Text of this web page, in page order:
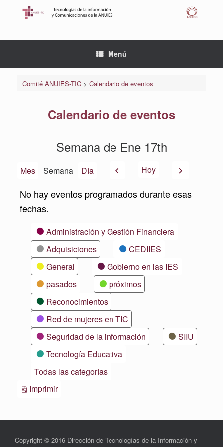
Menú
Comité ANUIES-TIC> Calendario de eventos
Calendario de eventos
Semana de Ene 17th
Mes Semana Día AnteriorHoy Siguiente
No hay eventos programados durante esas
fechas.
CategoríasAdministración y Gestión Financiera
Adquisiciones
CEDIIES
General
Gobierno en las IES
pasados
próximos
Reconocimientos
Red de mujeres en TIC
Seguridad de la información
SIIU
Tecnología Educativa
Todas las categorías
ImprimirVistas
Copyright © 2016 Dirección de Tecnologías de la Información y